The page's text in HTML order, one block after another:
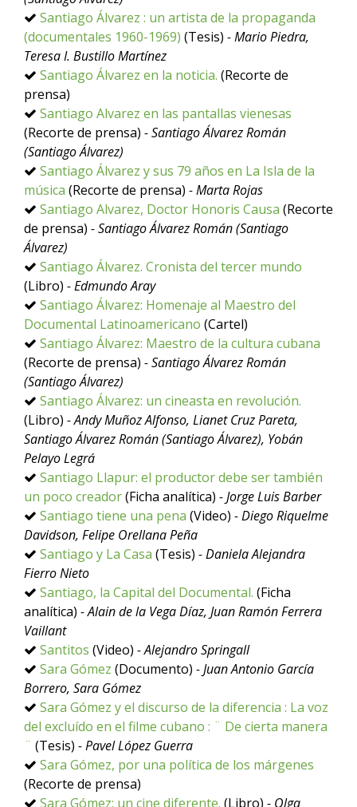
Santiago Álvarez : un artista de la propaganda
(documentales 1960-1969) (Tesis) - Mario Piedra,
Teresa I. Bustillo Martínez
Santiago Álvarez en la noticia. (Recorte de
prensa)
Santiago Alvarez en las pantallas vienesas
(Recorte de prensa) - Santiago Álvarez Román
(Santiago Álvarez)
Santiago Álvarez y sus 79 años en La Isla de la
música (Recorte de prensa) - Marta Rojas
Santiago Alvarez, Doctor Honoris Causa (Recorte
de prensa) - Santiago Álvarez Román (Santiago
Álvarez)
Santiago Álvarez. Cronista del tercer mundo
(Libro) - Edmundo Aray
Santiago Álvarez: Homenaje al Maestro del
Documental Latinoamericano (Cartel)
Santiago Álvarez: Maestro de la cultura cubana
(Recorte de prensa) - Santiago Álvarez Román
(Santiago Álvarez)
Santiago Álvarez: un cineasta en revolución.
(Libro) - Andy Muñoz Alfonso, Lianet Cruz Pareta,
Santiago Álvarez Román (Santiago Álvarez), Yobán
Pelayo Legrá
Santiago Llapur: el productor debe ser también
un poco creador(Ficha analítica) - Jorge Luis Barber
Santiago tiene una pena (Video) - Diego Riquelme
Davidson, Felipe Orellana Peña
Santiago y La Casa (Tesis) - Daniela Alejandra
Fierro Nieto
Santiago, la Capital del Documental. (Ficha
analítica) - Alain de la Vega Díaz, Juan Ramón Ferrera
Vaillant
Santitos (Video) - Alejandro Springall
Sara Gómez (Documento) - Juan Antonio García
Borrero, Sara Gómez
Sara Gómez y el discurso de la diferencia : La voz
del excluído en el filme cubano : ¨ De cierta manera
¨ (Tesis) - Pavel López Guerra
Sara Gómez, por una política de los márgenes
(Recorte de prensa)
Sara Gómez: un cine diferente. (Libro) - Olga